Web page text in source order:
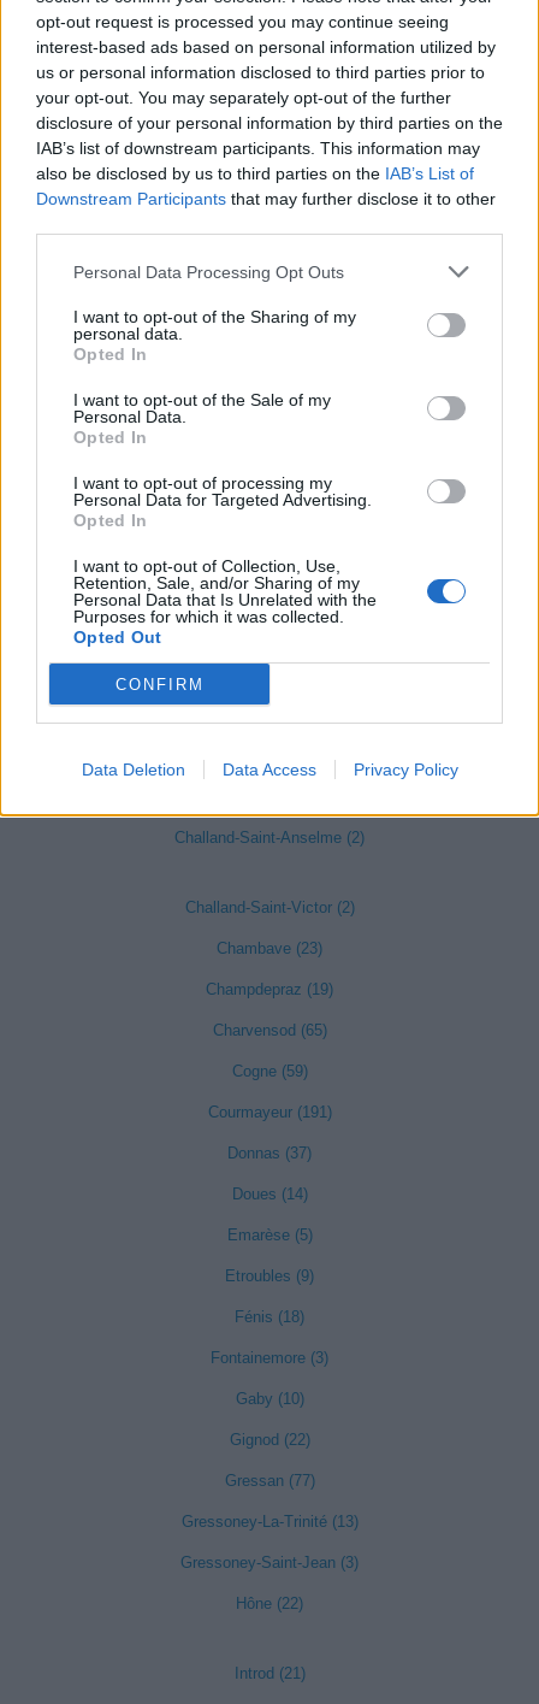
opt-out request is processed you may continue seeing
interest-based ads based on personal information utilized by
us or personal information disclosed to third parties prior to
your opt-out. You may separately opt-out of the further
disclosure of your personal information by third parties on the
IAB’s list of downstream participants. This information may
also be disclosed by us to third parties on the IAB’s List of
Downstream Participants that may further disclose it to other
Personal Data Processing Opt Outs
I want to opt-out of the Sharing of my
personal data.
Opted In
I want to opt-out of the Sale of my
Personal Data.
Opted In
I want to opt-out of processing my
Personal Data for Targeted Advertising.
Opted In
I want to opt-out of Collection, Use,
Retention, Sale, and/or Sharing of my
Personal Data that Is Unrelated with the
Purposes for which it was collected.
Opted Out
CONFIRM
Data Deletion Data Access Privacy Policy
Visualizza tutti i comuni della
provincia di Aosta
Ayas (97)
Aymavilles (35)
Antey-Saint-André (2)
Bard (2)
Brissogne (9)
Challand-Saint-Anselme (2)
Challand-Saint-Victor (2)
Chambave (23)
Champdepraz (19)
Charvensod (65)
Cogne (59)
Courmayeur (191)
Donnas (37)
Doues (14)
Emarèse (5)
Etroubles (9)
Fénis (18)
Fontainemore (3)
Gaby (10)
Gignod (22)
Gressan (77)
Gressoney-La-Trinité (13)
Gressoney-Saint-Jean (3)
Hône (22)
Introd (21)